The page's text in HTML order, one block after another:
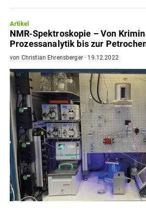
Artikel
NMR‐Spektroskopie – Von
Prozessanalytik bis zur
von Christian Ehrensberger· 19.12.2022